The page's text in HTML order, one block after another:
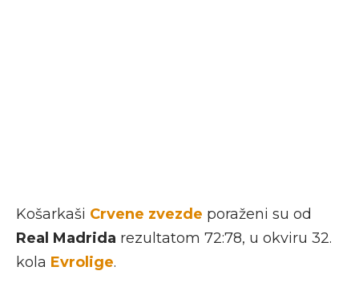
Košarkaši Crvene zvezde poraženi su od
Real Madrida rezultatom 72:78, u okviru 32.
kola Evrolige.